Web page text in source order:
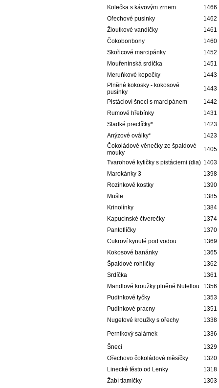
Kolečka s kávovým zrnem
1466
Ořechové pusinky
1462
Žloutkové vandičky
1461
Čokobonbony
1460
Skořicové marcipánky
1452
Mouřenínská srdíčka
1451
Meruňkové kopečky
1443
Plněné kokosky - kokosové
pusinky
1443
Pistácioví šneci s marcipánem
1442
Rumové hřebínky
1431
Sladké preclíčky*
1423
Anýzové oválky*
1423
Čokoládové věnečky ze špaldové
mouky
1405
Tvarohové kytičky s pistáciemi (dia) 1403
Marokánky 3
1398
Rozinkové kostky
1390
Mušle
1385
Krinolínky
1384
Kapucínské čtverečky
1374
Pantoflíčky
1370
Cukroví kynuté pod vodou
1369
Kokosové banánky
1365
Špaldové rohlíčky
1362
Srdíčka
1361
Mandlové kroužky plněné Nutellou
1356
Pudinkové tyčky
1353
Pudinkové pracny
1351
Nugetové kroužky s ořechy
1338
Perníkový salámek
1336
Šneci
1329
Ořechovo čokoládové měsíčky
1320
Linecké těsto od Lenky
1318
Žabí tlamičky
1303